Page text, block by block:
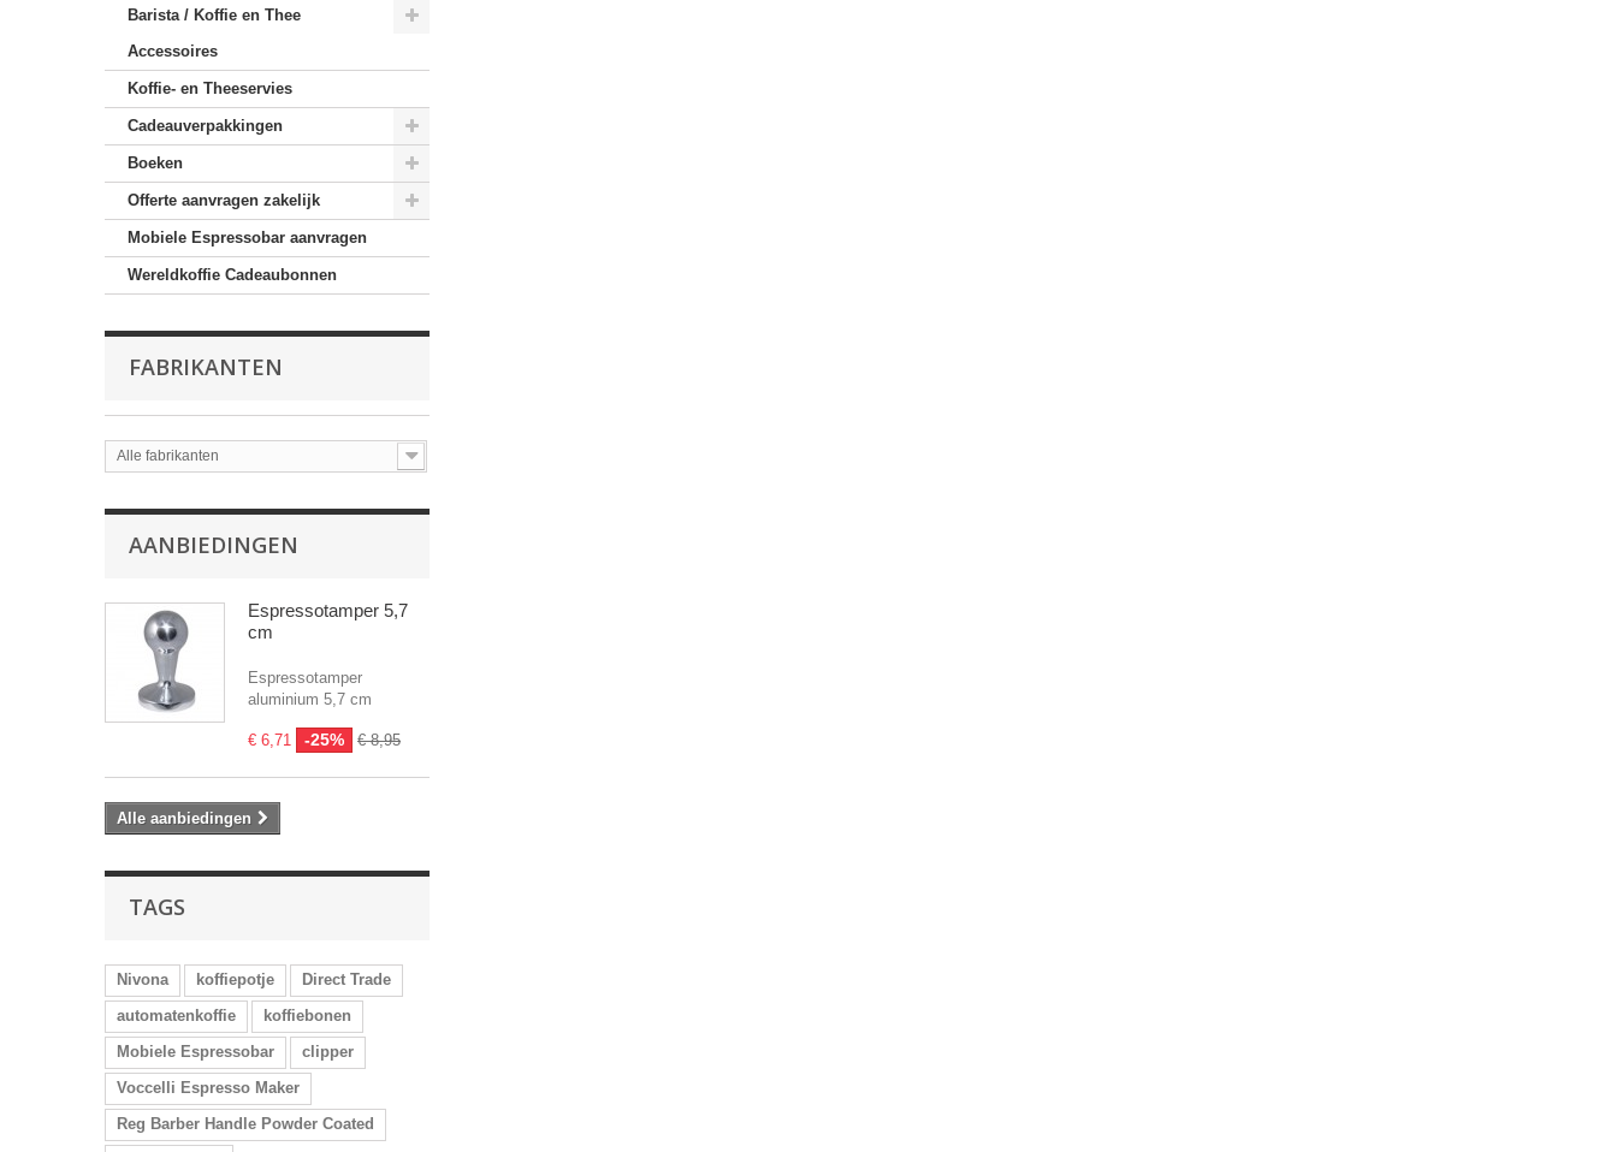
Barista / Koffie en Thee
Accessoires
Koffie- en Theeservies
Cadeauverpakkingen
Boeken
Offerte aanvragen zakelijk
Mobiele Espressobar aanvragen
Wereldkoffie Cadeaubonnen
FABRIKANTEN
Alle fabrikanten
AANBIEDINGEN
Espressotamper 5,7
cm
Espressotamper
aluminium 5,7 cm
€ 6,71 -25% € 8,95
Alle aanbiedingen
TAGS
Nivona koffiepotje
Direct Trade
automatenkoffie
koffiebonen
Mobiele Espressobar
clipper
Voccelli Espresso Maker
Reg Barber Handle Powder Coated